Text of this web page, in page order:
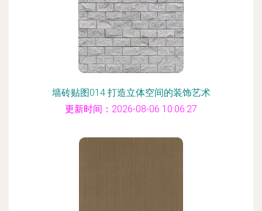
墙砖贴图014 打造立体空间的装饰艺术
更新时间：2026-08-06 10:06:27